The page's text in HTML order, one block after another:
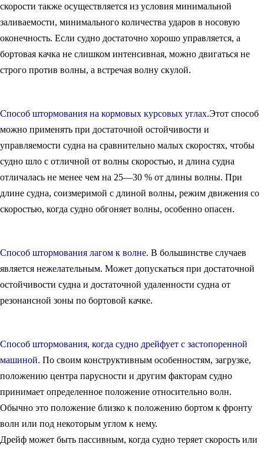
скорости также осуществляется из условия минимальной
заливаемости, минимального количества ударов в носовую
оконечность. Если судно достаточно хорошо управляется, а
бортовая качка не слишком интенсивная, можно двигаться не
строго против волны, а встречая волну скулой.
Способ штормования на кормовых курсовых углах.Этот способ
можно применять при достаточной остойчивости и
управляемости судна на сравнительно малых скоростях, чтобы
судно шло с отличной от волны скоростью, и длина судна
отличалась не менее чем на 25—30 % от длины волны. При
длине судна, соизмеримой с длиной волны, режим движения со
скоростью, когда судно обгоняет волны, особенно опасен.
Способ штормования лагом к волне. В большинстве случаев
является нежелательным. Может допускаться при достаточной
остойчивости судна и достаточной удаленности судна от
резонансной зоны по бортовой качке.
Способ штормования, когда судно дрейфует с застопоренной
машиной. По своим конструктивным особенностям, загрузке,
положению центра парусности и другим факторам судно
принимает определенное положение относительно волн.
Обычно это положение близко к положению бортом к фронту
волн или под некоторым углом к нему.
Дрейф может быть пассивным, когда судно теряет скорость или